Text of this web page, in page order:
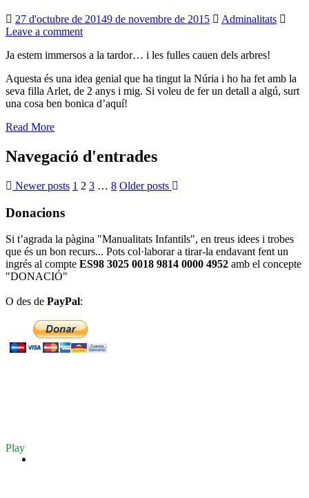
27 d'octubre de 20149 de novembre de 2015
Adminalitats
Leave a comment
Ja estem immersos a la tardor… i les fulles cauen dels arbres!
Aquesta és una idea genial que ha tingut la Núria i ho ha fet amb la
seva filla Arlet, de 2 anys i mig. Si voleu de fer un detall a algú, surt
una cosa ben bonica d’aquí!
Read More
Navegació d'entrades
Newer posts 1 2 3 … 8 Older posts
Donacions
Si t’agrada la pàgina "Manualitats Infantils", en treus idees i trobes
que és un bon recurs... Pots col·laborar a tirar-la endavant fent un
ingrés al compte ES98 3025 0018 9814 0000 4952 amb el concepte
"DONACIÓ"
O des de PayPal:
Play